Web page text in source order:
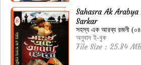
Sahasra Ak
Sarkar
সহস্য এক আরব্য রজনী
অনুবাদ ই-বুক
File Size : 25.84 MB